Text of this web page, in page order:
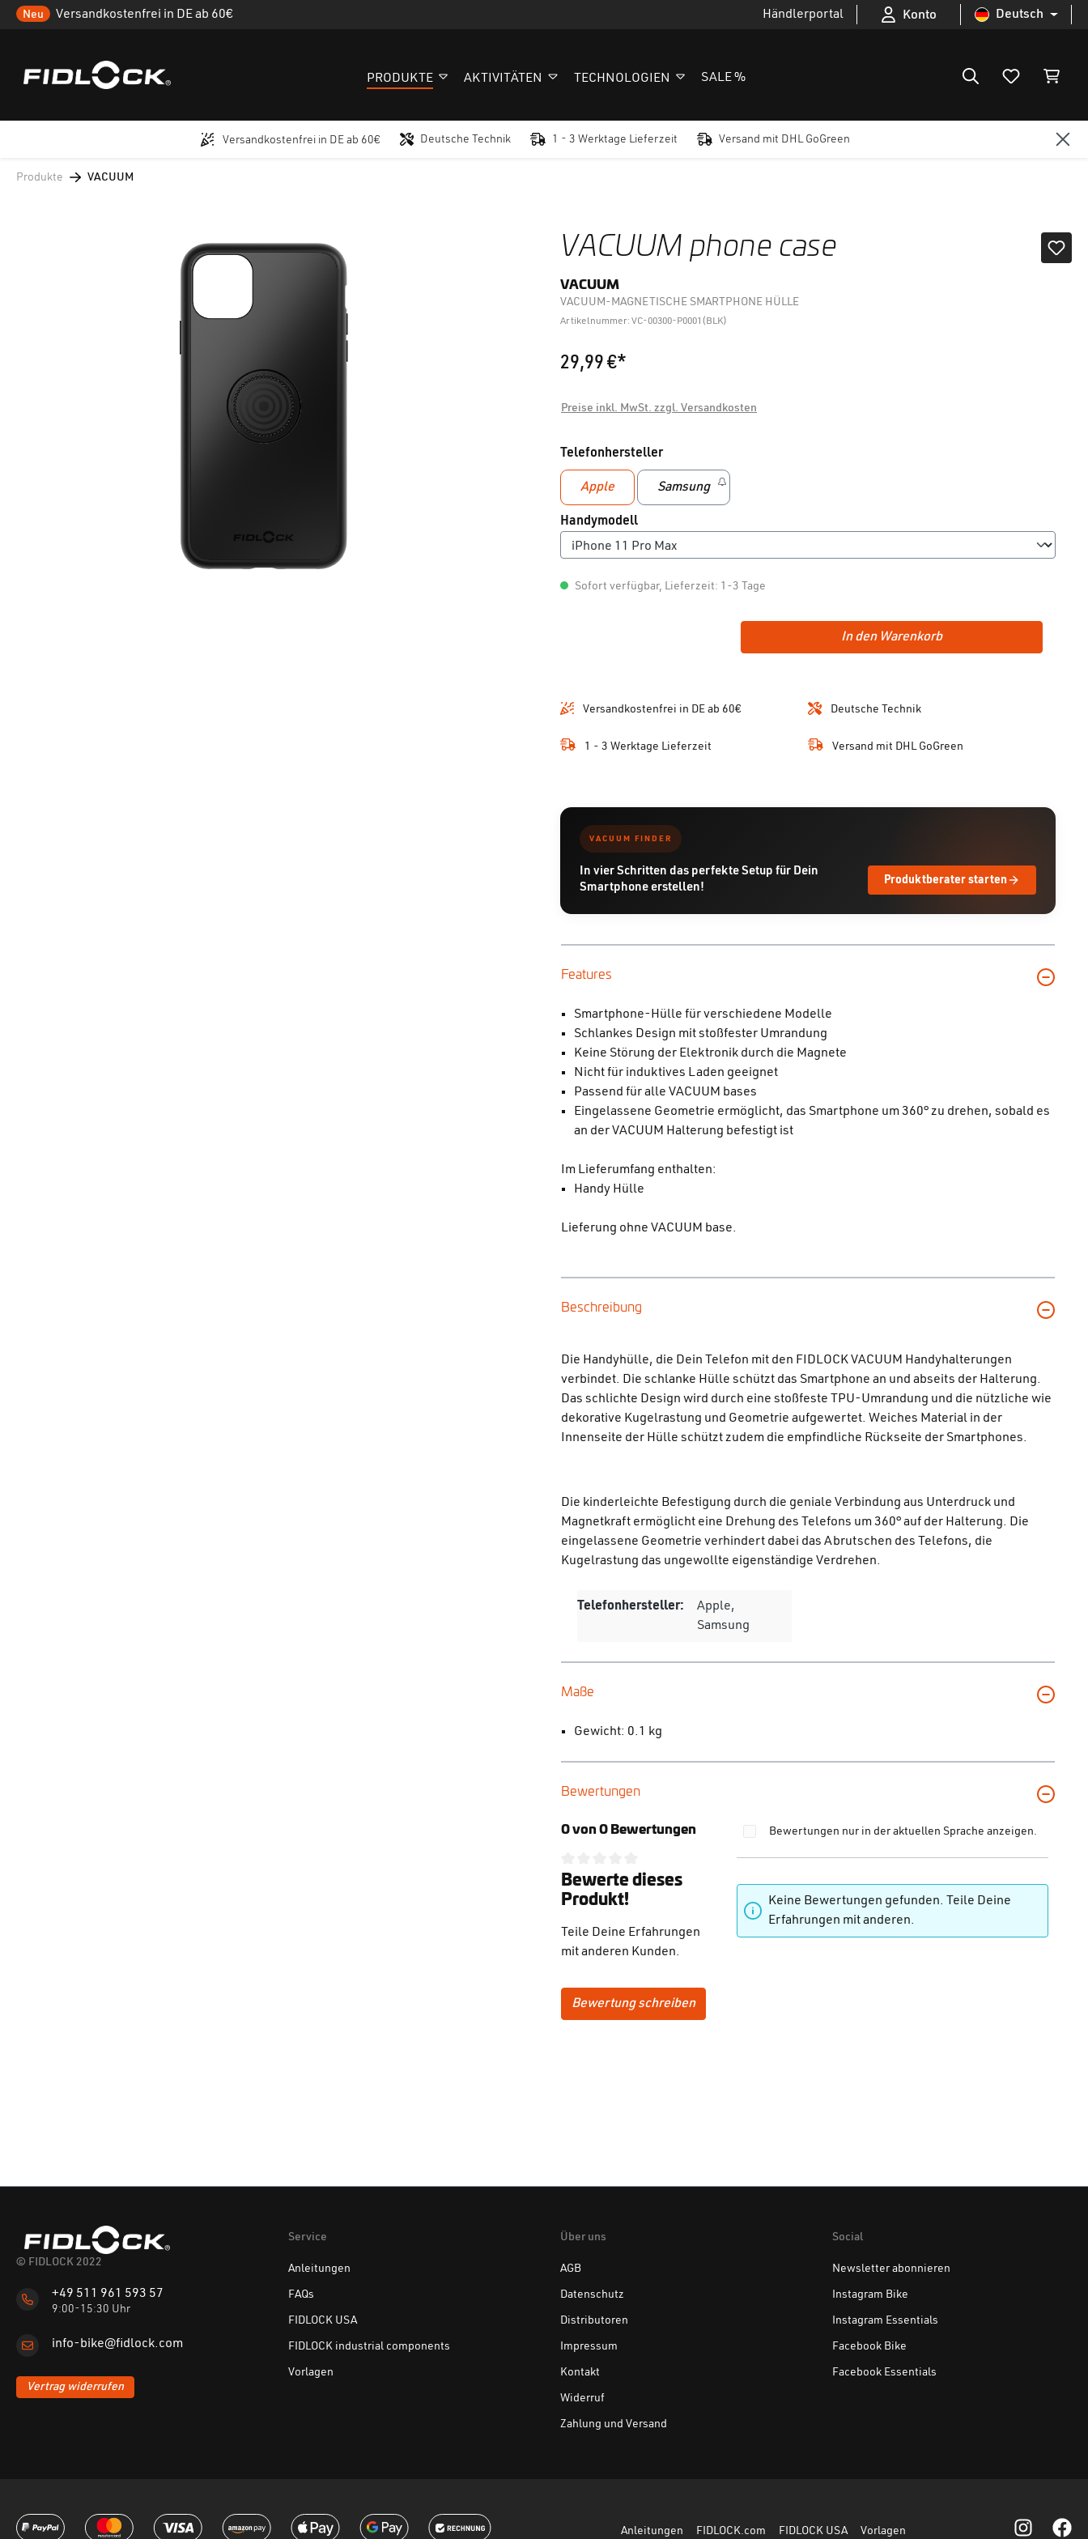
Hauptinhalt springen
Zur Suche springen
Zur Hauptnavigation springen
Neu Versandkostenfrei in DE ab 60€ Händlerportal Konto Deutsch
PRODUKTE AKTIVITÄTEN TECHNOLOGIEN SALE %
Versandkostenfrei in DE ab 60€ Deutsche Technik 1 - 3 Werktage Lieferzeit Versand mit DHL GoGreen
Produkte VACUUM
VACUUM phone case
VACUUM
VACUUM-MAGNETISCHE SMARTPHONE HÜLLE
Artikelnummer: VC-00300-P0001(BLK)
29,99 €*
Preise inkl. MwSt. zzgl. Versandkosten
Telefonherstellerauswählen
Apple Samsung
(Diese Option ist zurzeit nicht verfügbar.)
Handymodellauswählen
Sofort verfügbar, Lieferzeit: 1-3 Tage
In den Warenkorb
Versandkostenfrei in DE ab 60€ Deutsche Technik
1 - 3 Werktage Lieferzeit Versand mit DHL GoGreen
VACUUM FINDER
In vier Schritten das perfekte Setup für Dein
Smartphone erstellen!
Produktberater starten
Features
Smartphone-Hülle für verschiedene Modelle
Schlankes Design mit stoßfester Umrandung
Keine Störung der Elektronik durch die Magnete
Nicht für induktives Laden geeignet
Passend für alle VACUUM bases
Eingelassene Geometrie ermöglicht, das Smartphone um 360° zu drehen, sobald es
an der VACUUM Halterung befestigt ist
Im Lieferumfang enthalten:
Handy Hülle
Lieferung ohne VACUUM base.
Beschreibung
Die Handyhülle, die Dein Telefon mit den FIDLOCK VACUUM Handyhalterungen
verbindet. Die schlanke Hülle schützt das Smartphone an und abseits der Halterung.
Das schlichte Design wird durch eine stoßfeste TPU-Umrandung und die nützliche wie
dekorative Kugelrastung und Geometrie aufgewertet. Weiches Material in der
Innenseite der Hülle schützt zudem die empfindliche Rückseite der Smartphones.
Die kinderleichte Befestigung durch die geniale Verbindung aus Unterdruck und
Magnetkraft ermöglicht eine Drehung des Telefons um 360° auf der Halterung. Die
eingelassene Geometrie verhindert dabei das Abrutschen des Telefons, die
Kugelrastung das ungewollte eigenständige Verdrehen.
Telefonhersteller:
Apple,
Samsung
Maße
Gewicht: 0.1 kg
Bewertungen
0 von 0 Bewertungen
Durchschnittliche Bewertung von 0 von 5 Sternen
Bewerte dieses
Produkt!
Teile Deine Erfahrungen
mit anderen Kunden.
Bewertung schreiben
Bewertungen nur in der aktuellen Sprache anzeigen.
Keine Bewertungen gefunden. Teile Deine
Erfahrungen mit anderen.
© FIDLOCK 2022
+49 511 961 593 57
9:00-15:30 Uhr
info-bike@fidlock.com
Vertrag widerrufen
Service
Anleitungen
FAQs
FIDLOCK USA
FIDLOCK industrial components
Vorlagen
Über uns
AGB
Datenschutz
Distributoren
Impressum
Kontakt
Widerruf
Zahlung und Versand
Social
Newsletter abonnieren
Instagram Bike
Instagram Essentials
Facebook Bike
Facebook Essentials
Anleitungen FIDLOCK.com FIDLOCK USA Vorlagen